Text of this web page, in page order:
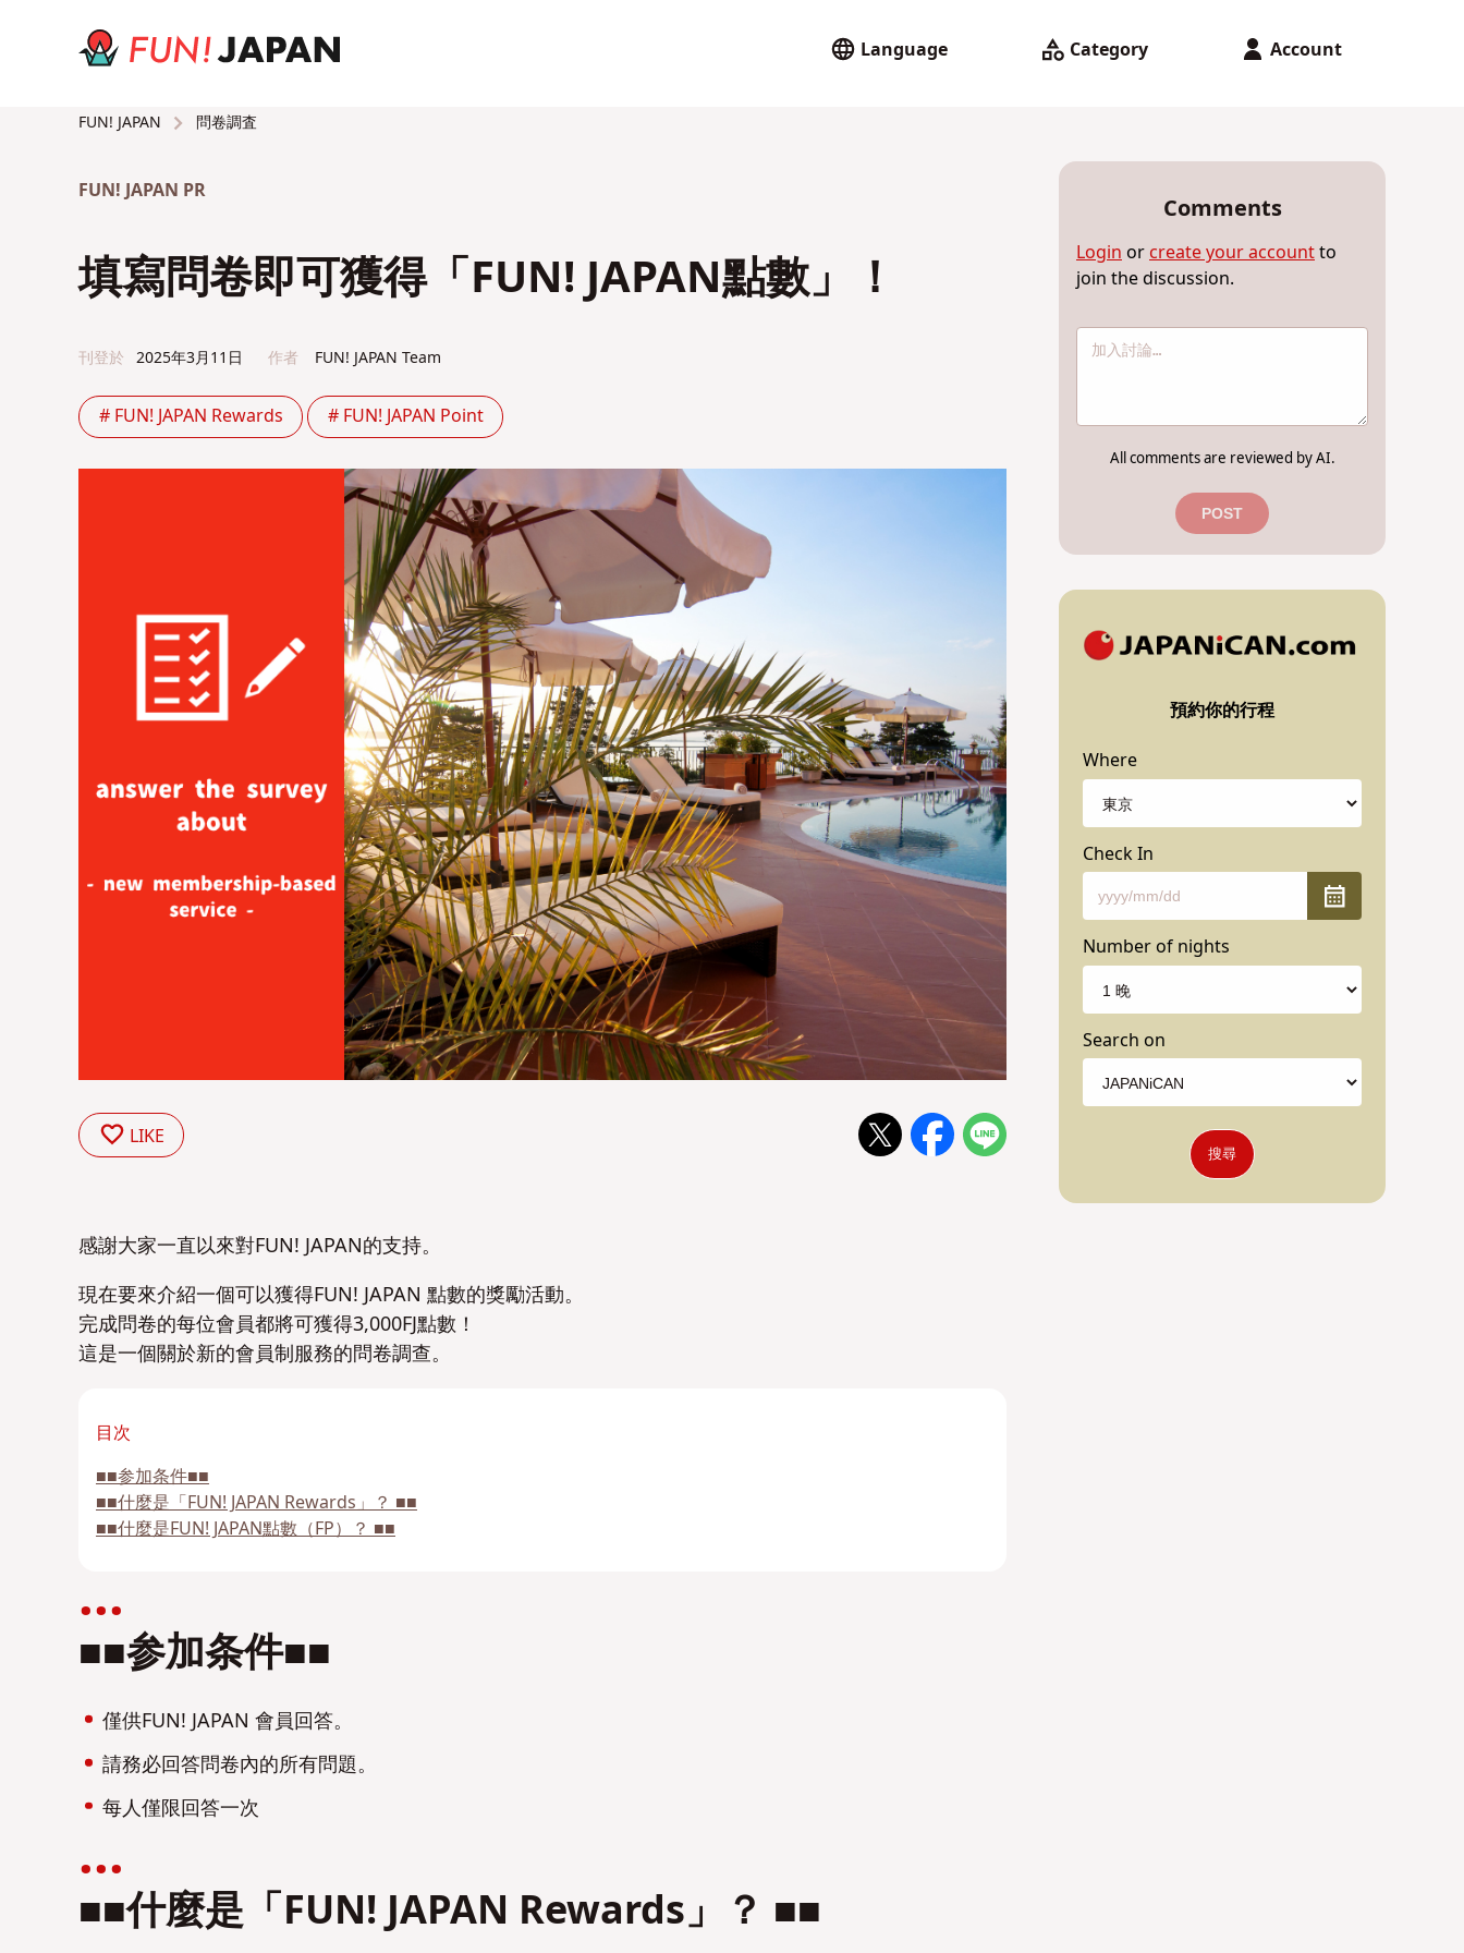
Language Category Account
FUN! JAPAN 問卷調査
FUN! JAPAN PR
填寫問卷即可獲得「FUN! JAPAN點數」！
刊登於 2025年3月11日 作者 FUN! JAPAN Team
# FUN! JAPAN Rewards # FUN! JAPAN Point
LIKE
感謝大家一直以來對FUN! JAPAN的支持。
現在要來介紹一個可以獲得FUN! JAPAN 點數的獎勵活動。
完成問卷的每位會員都將可獲得3,000FJ點數！
這是一個關於新的會員制服務的問卷調查。
目次
■■参加条件■■
■■什麼是「FUN! JAPAN Rewards」？ ■■
■■什麼是FUN! JAPAN點數（FP）？ ■■
■■参加条件■■
僅供FUN! JAPAN 會員回答。
請務必回答問卷內的所有問題。
每人僅限回答一次
■■什麼是「FUN! JAPAN Rewards」？ ■■
Comments
Login or create your accountto
join the discussion.
All comments are reviewed by AI.
POST
預約你的行程
Where
Check In
Number of nights
Search on
搜尋